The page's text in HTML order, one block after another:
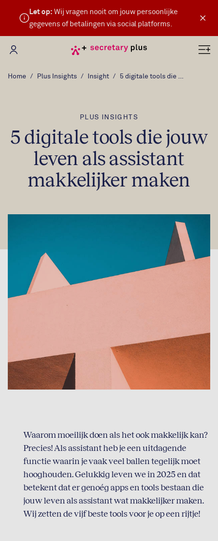
×
Let op: Wij vragen nooit om jouw persoonlijke
gegevens of betalingen via social platforms.
Mijn Secretary Plus
Home Plus Insights Insight 5 digitale tools die jouw leven als assistant makkelijker maken
PLUS INSIGHTS
5 digitale tools die jouw
leven als assistant
makkelijker maken
Waarom moeilijk doen als het ook makkelijk kan?
Precies! Als assistant heb je een uitdagende
functie waarin je vaak veel ballen tegelijk moet
hooghouden. Gelukkig leven we in 2025 en dat
betekent dat er genoég apps en tools bestaan die
jouw leven als assistant wat makkelijker maken.
Wij zetten de vijf beste tools voor je op een rijtje!